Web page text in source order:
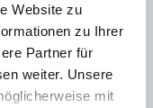
Website zu
zu Ihrer
Partner für
weiter. Unsere
mit
65 m²
65 m² Baujahr 2015